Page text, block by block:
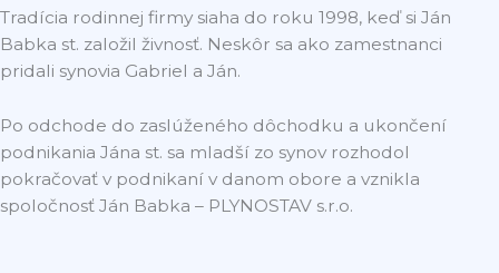
Tradícia rodinnej firmy siaha do roku 1998, keď si Ján
Babka st. založil živnosť. Neskôr sa ako zamestnanci
pridali synovia Gabriel a Ján.
Po odchode do zaslúženého dôchodku a ukončení
podnikania Jána st. sa mladší zo synov rozhodol
pokračovať v podnikaní v danom obore a vznikla
spoločnosť Ján Babka – PLYNOSTAV s.r.o.